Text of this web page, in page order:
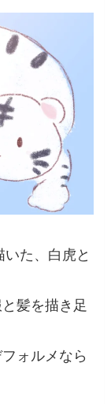
た、白虎と
髪を描き足
ォルメなら